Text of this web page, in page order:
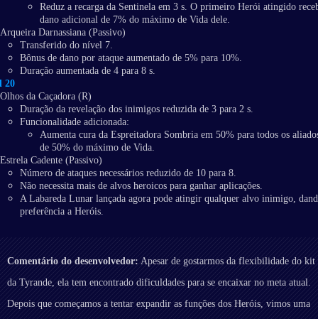
Reduz a recarga da Sentinela em 3 s. O primeiro Herói atingido
dano adicional de 7% do máximo de Vida dele.
Arqueira Darnassiana (Passivo)
Transferido do nível 7.
Bônus de dano por ataque aumentado de 5% para 10%.
Duração aumentada de 4 para 8 s.
20
Olhos da Caçadora (R)
Duração da revelação dos inimigos reduzida de 3 para 2 s.
Funcionalidade adicionada:
Aumenta cura da Espreitadora Sombria em 50% para todos os
de 50% do máximo de Vida.
Estrela Cadente (Passivo)
Número de ataques necessários reduzido de 10 para 8.
Não necessita mais de alvos heroicos para ganhar aplicações.
A Labareda Lunar lançada agora pode atingir qualquer alvo inimigo,
preferência a Heróis.
Comentário do desenvolvedor: Apesar de gostarmos da flexibilidade do kit
da Tyrande, ela tem encontrado dificuldades para se encaixar no meta atual.
Depois que começamos a tentar expandir as funções dos Heróis, vimos uma